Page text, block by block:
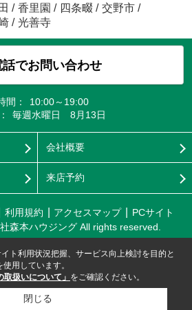
/ 香里園 / 四条畷 / 交野市 /
/ 光善寺
話でお問い合わせ
間：
10:00～19:00
毎週水曜日 8月13日
会社概要
来店予約
利用規約 アクセスマップ
PCサイト
森本ハウジング All rights reserved.
ト利用状況把握、サービス向上検討を目的と
用しています。
取扱いについて」 をご確認ください。
閉じる